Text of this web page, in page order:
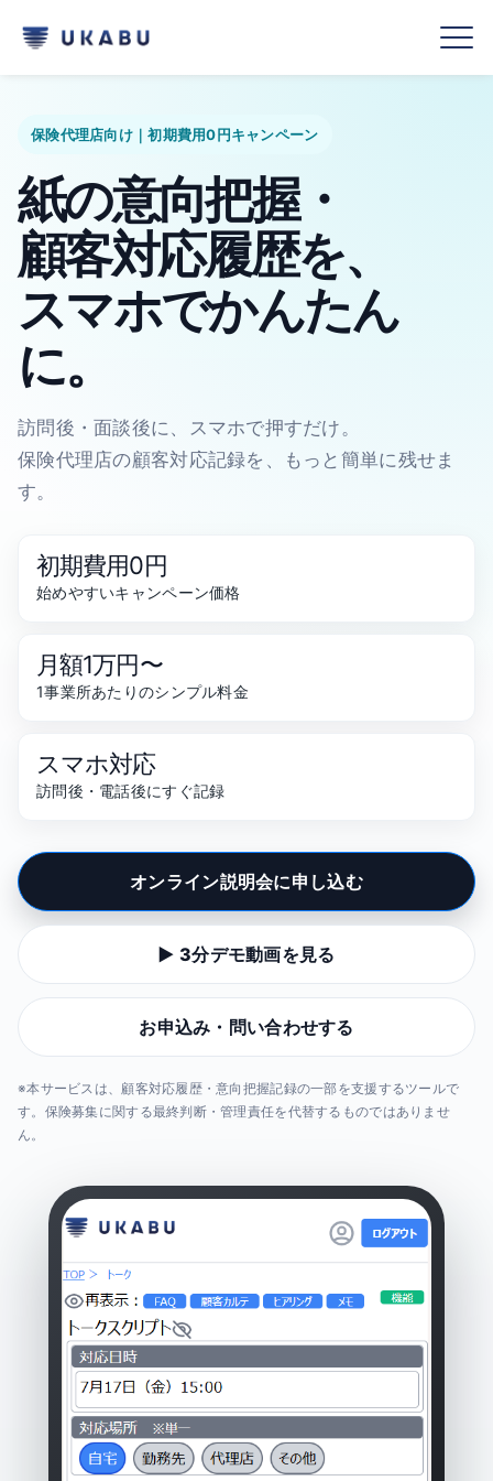
保険代理店向け｜初期費用0円キャンペーン
紙の意向把握・
顧客対応履歴を、
スマホでかんたん
に。
訪問後・面談後に、スマホで押すだけ。
保険代理店の顧客対応記録を、もっと簡単に残せま
す。
初期費用0円
始めやすいキャンペーン価格
月額1万円〜
1事業所あたりのシンプル料金
スマホ対応
訪問後・電話後にすぐ記録
オンライン説明会に申し込む
▶ 3分デモ動画を見る
お申込み・問い合わせする
※本サービスは、顧客対応履歴・意向把握記録の一部を支援するツールで
す。保険募集に関する最終判断・管理責任を代替するものではありませ
ん。